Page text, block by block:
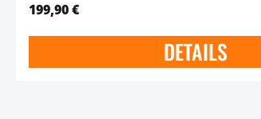
199,90 €
DETAILS